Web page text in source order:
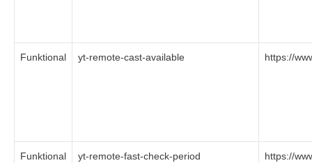
Funktional yt-remote-cast-available https://
Funktional yt-remote-fast-check-period https://